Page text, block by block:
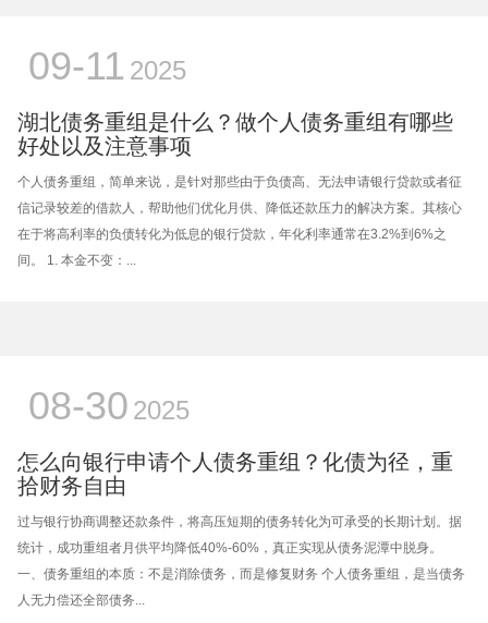
09-11 2025
湖北债务重组是什么？做个人债务重组有哪些
好处以及注意事项
个人债务重组，简单来说，是针对那些由于负债高、无法申请银行贷款或者征
信记录较差的借款人，帮助他们优化月供、降低还款压力的解决方案。其核心
在于将高利率的负债转化为低息的银行贷款，年化利率通常在3.2%到6%之
间。 1. 本金不变：...
08-30 2025
怎么向银行申请个人债务重组？化债为径，重
拾财务自由
过与银行协商调整还款条件，将高压短期的债务转化为可承受的长期计划。据
统计，成功重组者月供平均降低40%-60%，真正实现从债务泥潭中脱身。
一、债务重组的本质：不是消除债务，而是修复财务 个人债务重组，是当债务
人无力偿还全部债务...